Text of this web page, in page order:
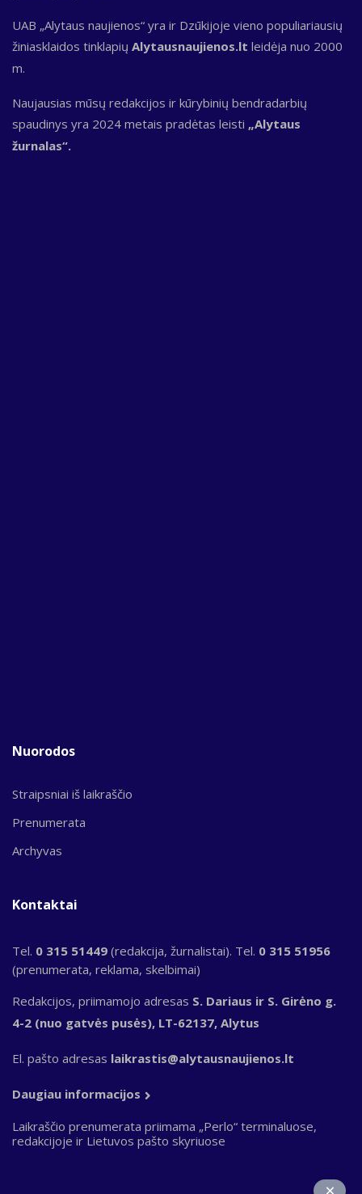
UAB „Alytaus naujienos“ yra ir Dzūkijoje vieno populiariausių
žiniasklaidos tinklapių Alytausnaujienos.lt leidėja nuo 2000
m.
Naujausias mūsų redakcijos ir kūrybinių bendradarbių
spaudinys yra 2024 metais pradėtas leisti „Alytaus
žurnalas“.
Nuorodos
Straipsniai iš laikraščio
Prenumerata
Archyvas
Kontaktai
Tel. 0 315 51449 (redakcija, žurnalistai). Tel. 0 315 51956
(prenumerata, reklama, skelbimai)
Redakcijos, priimamojo adresas S. Dariaus ir S. Girėno g.
4-2 (nuo gatvės pusės), LT-62137, Alytus
El. pašto adresas laikrastis@alytausnaujienos.lt
Daugiau informacijos
Laikraščio prenumerata priimama „Perlo“ terminaluose,
redakcijoje ir Lietuvos pašto skyriuose